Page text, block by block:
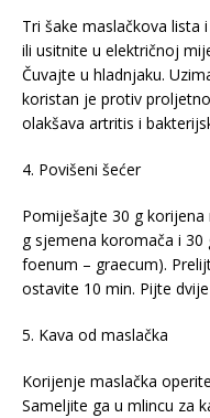
Tri šake maslačkova lista
ili usitnite u električnoj
Čuvajte u hladnjaku.
koristan je protiv
olakšava artritis i
4. Povišeni šećer
Pomiješajte 30 g
g sjemena koromača i 30
foenum – graecum).
ostavite 10 min. Pijte
5. Kava od maslačka
Korijenje maslačka
Sameljite ga u mlincu za